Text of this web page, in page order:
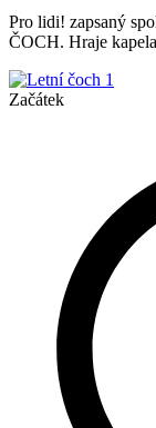
Pro lidi! zapsaný
ČOCH. Hraje
Začátek